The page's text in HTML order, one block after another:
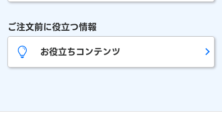
ご注文前に役立つ情報
お役立ちコンテンツ